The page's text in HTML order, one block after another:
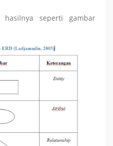
hasilnya seperti gambar